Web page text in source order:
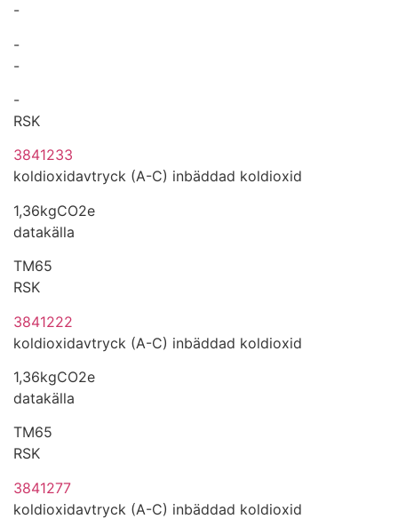
-
-
-
-
RSK
3841233
koldioxidavtryck (A-C) inbäddad koldioxid
1,36kgCO2e
datakälla
TM65
RSK
3841222
koldioxidavtryck (A-C) inbäddad koldioxid
1,36kgCO2e
datakälla
TM65
RSK
3841277
koldioxidavtryck (A-C) inbäddad koldioxid